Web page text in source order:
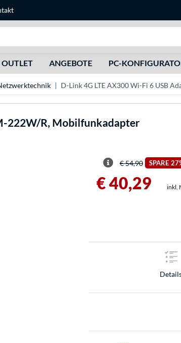
OUTLET ANGEBOTE PC-
D-Link 4G LTE AX300 Wi-Fi 6 USB
222W/R, Mobilfunkadapter
€ 54,90 SPARE
€ 40,29 inkl.